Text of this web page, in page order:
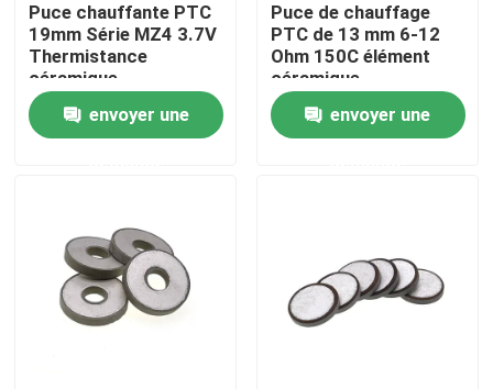
Produits
vidéo
Visite de l'usine
Contrôle de la qualité
Puce chauffante PTC
19mm Série MZ4 3.7V
Thermistance
céramique
envoyer une
Puce de chauffage
PTC de 13 mm 6-12
Ohm 150C élément
céramique
envoyer une